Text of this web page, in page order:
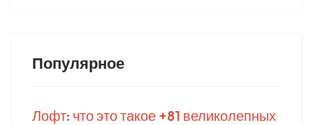
Популярное
Лофт: что это такое +81 великолепных